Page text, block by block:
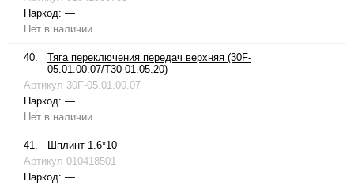
Паркод: —
Нет в наличии
40.
Тяга переключения передач верхняя (30F-
05.01.00.07/T30-01.05.20)
Артикул 30F-05.01.00.07
Паркод: —
Нет в наличии
41.
Шплинт 1.6*10
Артикул 010418501
Паркод: —